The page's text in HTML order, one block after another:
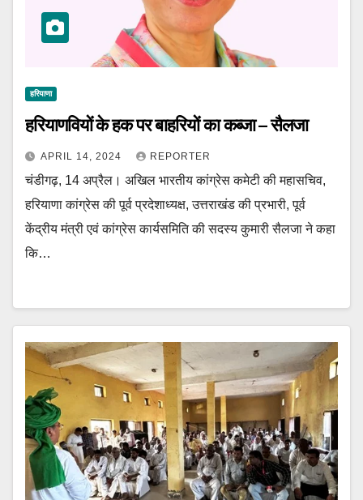
हरियाणा
हरियाणवियों के हक पर बाहरियों का कब्जा – सैलजा
APRIL 14, 2024 REPORTER
चंडीगढ़, 14 अप्रैल। अखिल भारतीय कांग्रेस कमेटी की महासचिव,
हरियाणा कांग्रेस की पूर्व प्रदेशाध्यक्ष, उत्तराखंड की प्रभारी, पूर्व
केंद्रीय मंत्री एवं कांग्रेस कार्यसमिति की सदस्य कुमारी सैलजा ने कहा
कि…